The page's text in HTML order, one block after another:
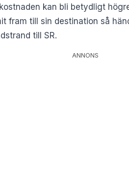
kan bli betydligt
fram till sin destination så
till SR.
ANNONS